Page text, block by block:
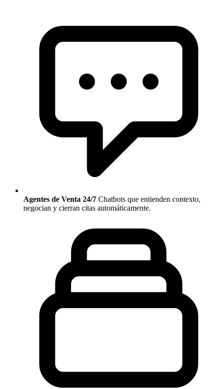
Agentes de Venta 24/7 Chatbots que entienden contexto,
negocian y cierran citas automáticamente.